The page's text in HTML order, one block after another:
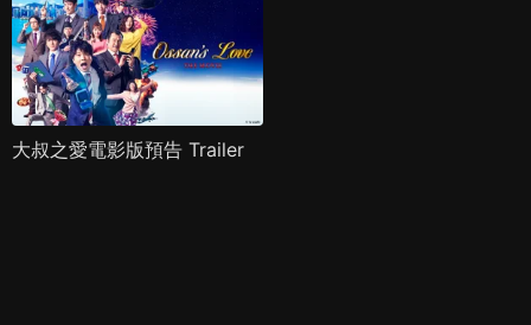
大叔之愛電影版預告 Trailer